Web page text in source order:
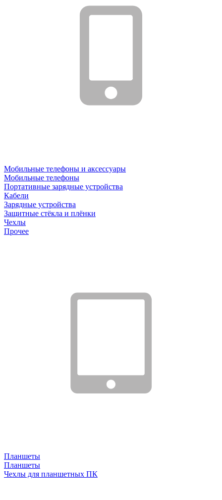
Мобильные телефоны и аксессуары
Мобильные телефоны
Портативные зарядные устройства
Кабели
Зарядные устройства
Защитные стёкла и плёнки
Чехлы
Прочее
Планшеты
Планшеты
Чехлы для планшетных ПК